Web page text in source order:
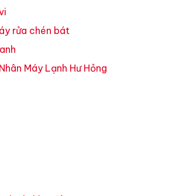
rửa chén bát
Máy Lạnh Hư Hỏng